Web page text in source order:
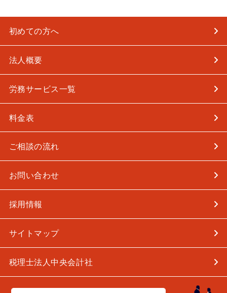
初めての方へ
法人概要
労務サービス一覧
料金表
ご相談の流れ
お問い合わせ
採用情報
サイトマップ
税理士法人中央会計社